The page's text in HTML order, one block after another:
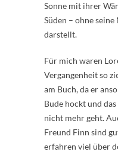
Sonne mit ihrer
Süden – ohne
darstellt.
Für mich waren
Vergangenheit so
am Buch, da er
Bude hockt und
nicht mehr geht.
Freund Finn sind
erfahren viel über